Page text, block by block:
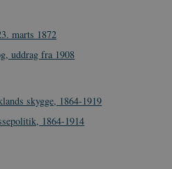
marts 1872
uddrag fra 1908
skygge, 1864-1919
1864-1914
.danmarkshistorien.dk